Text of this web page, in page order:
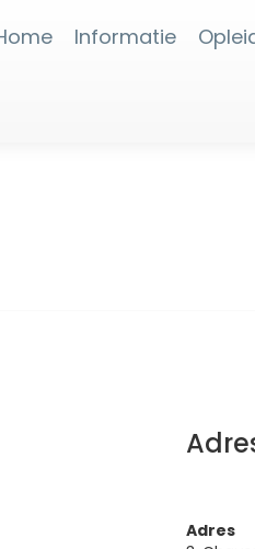
Informatie
Adres